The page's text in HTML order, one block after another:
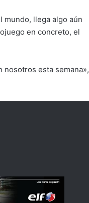
mundo, llega algo aún
en concreto, el
nosotros esta semana»,